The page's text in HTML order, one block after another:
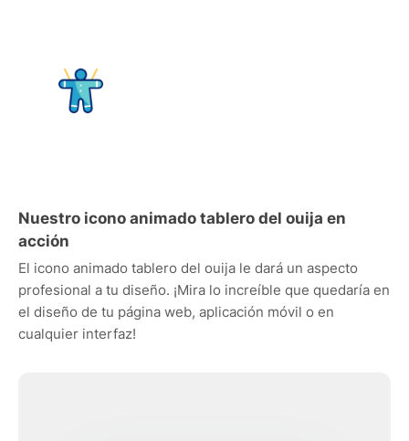
Nuestro icono animado tablero del ouija en
acción
El icono animado tablero del ouija le dará un aspecto
profesional a tu diseño. ¡Mira lo increíble que quedaría en
el diseño de tu página web, aplicación móvil o en
cualquier interfaz!